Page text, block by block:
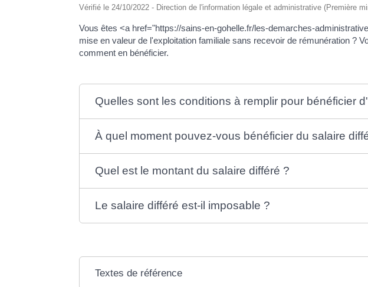
Vérifié le 24/10/2022 - Direction de l'information légale et administrative (Première
Vous êtes <a href="https://sains-en-gohelle.fr/les-demarches-
mise en valeur de l'exploitation familiale sans recevoir de rémunération ?
comment en bénéficier.
Quelles sont les conditions à remplir pour bénéficier
À quel moment pouvez-vous bénéficier du salaire
Quel est le montant du salaire différé ?
Le salaire différé est-il imposable ?
Textes de référence